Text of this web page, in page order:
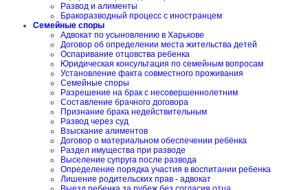
Развод и алименты
Бракоразводный процесс с иностранцем
Семейные споры
Адвокат по усыновлению в Харькове
Договор об определении места жительства детей
Оспаривание отцовства ребенка
Юридическая консультация по семейным вопросам
Установление факта совместного проживания
Семейные споры
Разрешение на брак с несовершеннолетним
Составление брачного договора
Признание брака недействительным
Развод через суд
Взыскание алиментов
Договор о материальном обеспечении ребёнка
Раздел имущества при разводе
Выселение супруга после развода
Определение порядка участия в воспитании ребенка
Лишение родительских прав - адвокат